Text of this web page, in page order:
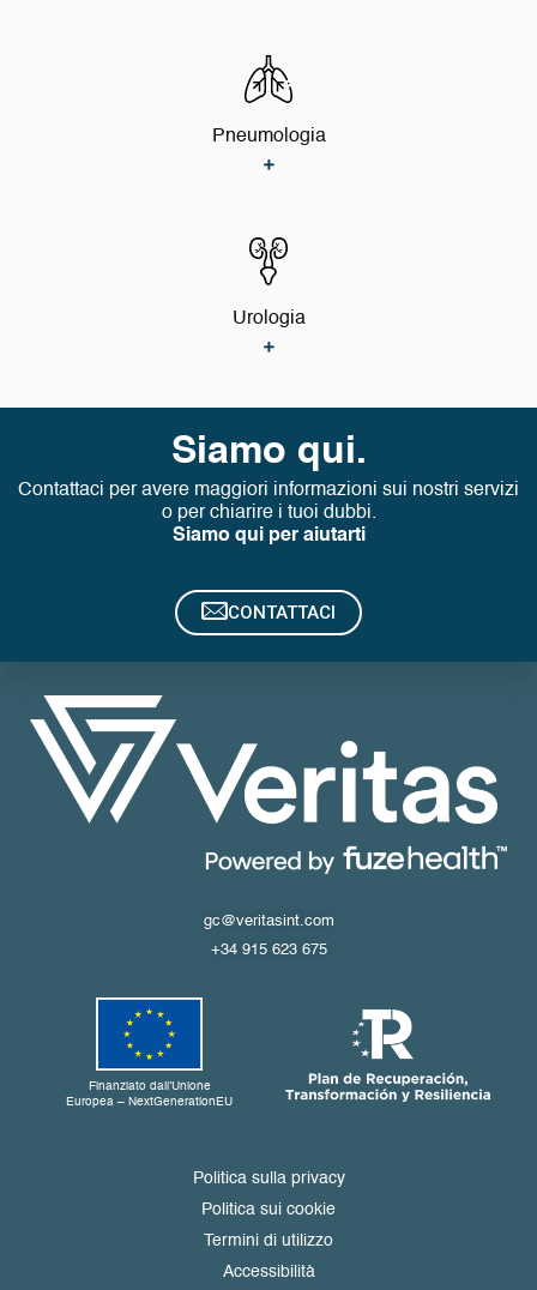
Pneumologia
Urologia
Siamo qui.
Contattaci per avere maggiori informazioni sui nostri servizi
o per chiarire i tuoi dubbi.
Siamo qui per aiutarti
CONTATTACI
gc@veritasint.com
+34 915 623 675
Finanziato dall’Unione
Europea – NextGenerationEU
Politica sulla privacy
Politica sui cookie
Termini di utilizzo
Accessibilità